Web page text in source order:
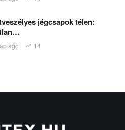
jégcsapok télen:
ago 14